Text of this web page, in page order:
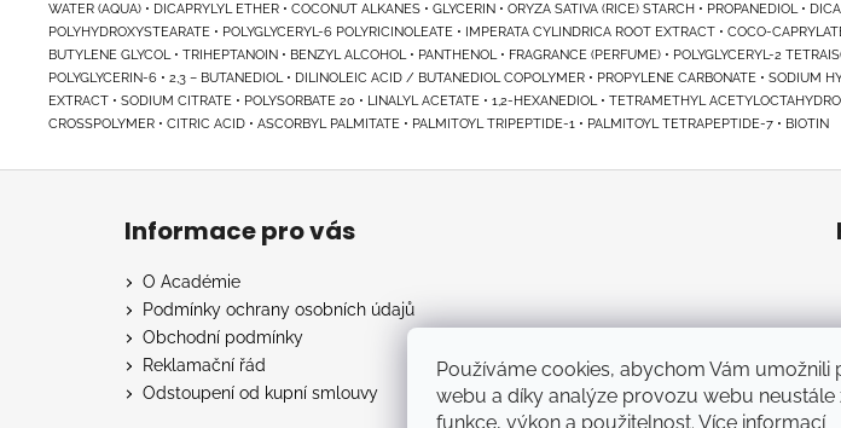
Používáme cookies, abychom Vám umožnili
webu a díky analýze provozu webu neustále
funkce, výkon a použitelnost. Více informací
WATER (AQUA) • DICAPRYLYL ETHER • COCONUT ALKANES • GLYCERIN • ORYZA SATIVA (RICE) STARCH • PROPANEDIOL •
POLYHYDROXYSTEARATE • POLYGLYCERYL-6 POLYRICINOLEATE • IMPERATA CYLINDRICA ROOT EXTRACT • COCO-
BUTYLENE GLYCOL • TRIHEPTANOIN • BENZYL ALCOHOL • PANTHENOL • FRAGRANCE (PERFUME) • POLYGLYCERYL-2
POLYGLYCERIN-6 • 2,3 – BUTANEDIOL • DILINOLEIC ACID / BUTANEDIOL COPOLYMER • PROPYLENE CARBONATE • SODIUM
EXTRACT • SODIUM CITRATE • POLYSORBATE 20 • LINALYL ACETATE • 1,2-HEXANEDIOL • TETRAMETHYL
CROSSPOLYMER • CITRIC ACID • ASCORBYL PALMITATE • PALMITOYL TRIPEPTIDE-1 • PALMITOYL TETRAPEPTIDE-7 • BIOTIN
Z
Informace pro vás
O Académie
Podmínky ochrany osobních údajů
Obchodní podmínky
Reklamační řád
Odstoupení od kupní smlouvy